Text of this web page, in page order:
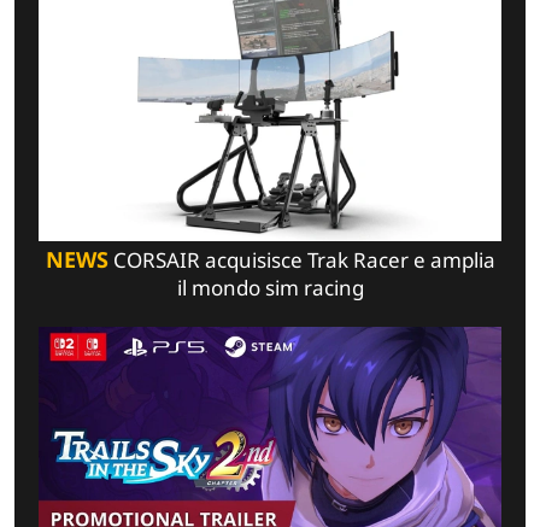
NEWSCORSAIR acquisisce Trak Racer e amplia
il mondo sim racing